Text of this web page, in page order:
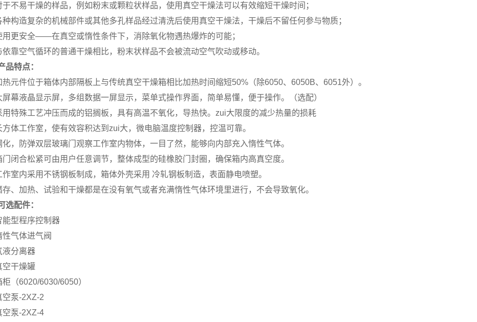
于不易干燥的样品，例如粉末或颗粒状样品，使用真空干燥法可以有效缩短干燥时间；
种构造复杂的机械部件或其他多孔样品经过清洗后使用真空干燥法，干燥后不留任何参与物质；
用更安全――在真空或惰性条件下，消除氧化物遇热爆炸的可能；
依靠空气循环的普通干燥相比，粉末状样品不会被流动空气吹动或移动。
品特点：
热元件位于箱体内部隔板上与传统真空干燥箱相比加热时间缩短50%（除6050、6050B、6051外）。
屏幕液晶显示屏，多组数据一屏显示，菜单式操作界面，简单易懂，便于操作。（选配）
用特殊工艺冲压而成的铝搁板，具有高温不氧化，导热快。zui大限度的减少热量的损耗
方体工作室，使有效容积达到zui大，微电脑温度控制器，控温可靠。
化，防弹双层玻璃门观察工作室内物体，一目了然，能够向内部充入惰性气体。
门闭合松紧可由用户任意调节，整体成型的硅橡胶门封圈，确保箱内高真空度。
作室内采用不锈钢板制成，箱体外壳采用 冷轧钢板制造，表面静电喷塑。
存、加热、试验和干燥都是在没有氧气或者充满惰性气体环境里进行，不会导致氧化。
选配件：
能型程序控制器
性气体进气阀
液分离器
空干燥罐
柜（6020/6030/6050）
空泵-2XZ-2
空泵-2XZ-4